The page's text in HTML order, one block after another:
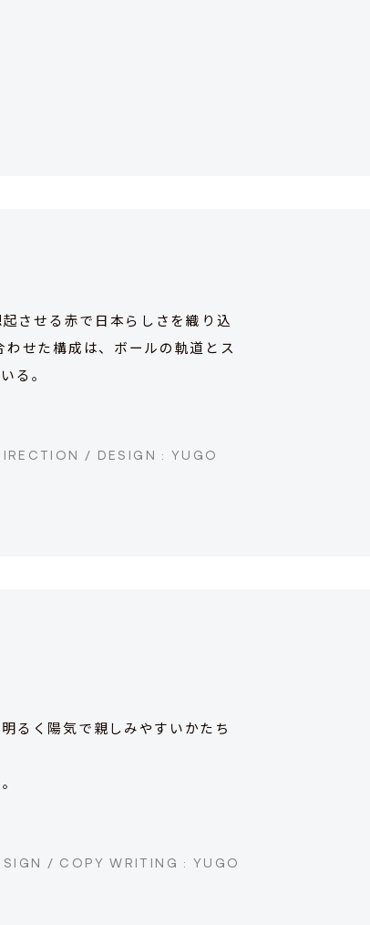
させる赤で日本らしさを織り込
せた構成は、ボールの軌道とス
る。
/ DESIGN : YUGO
るく陽気で親しみやすいかたち
/ COPY WRITING : YUGO